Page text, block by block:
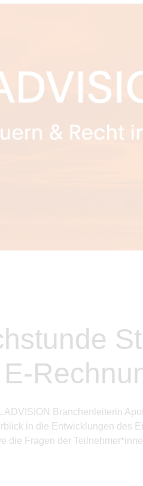
ADVISION Branchenleiterin
in die Entwicklungen des
die Fragen der